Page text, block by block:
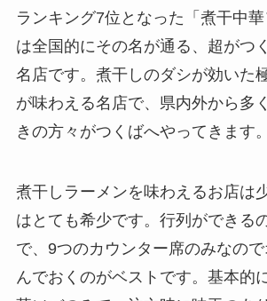
ランキング7位となった「煮干中華
は全国的にその名が通る、超がつ
名店です。煮干しのダシが効いた
が味わえる名店で、県内外から多
きの方々がつくばへやってきます。
煮干しラーメンを味わえるお店は
はとても希少です。行列ができる
で、9つのカウンター席のみなの
んでおくのがベストです。基本的